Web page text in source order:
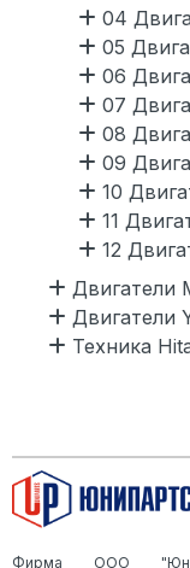
04
05
06
07
08
09
10
11
12
Двигатели
Двигатели
Техника
Фирма ООО